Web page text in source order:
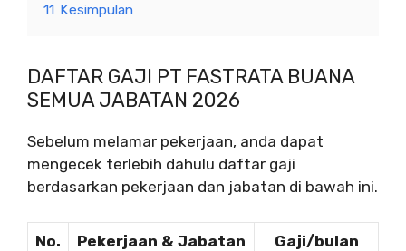
11 Kesimpulan
DAFTAR GAJI PT FASTRATA BUANA
SEMUA JABATAN 2026
Sebelum melamar pekerjaan, anda dapat
mengecek terlebih dahulu daftar gaji
berdasarkan pekerjaan dan jabatan di bawah ini.
No. Pekerjaan & Jabatan Gaji/bulan